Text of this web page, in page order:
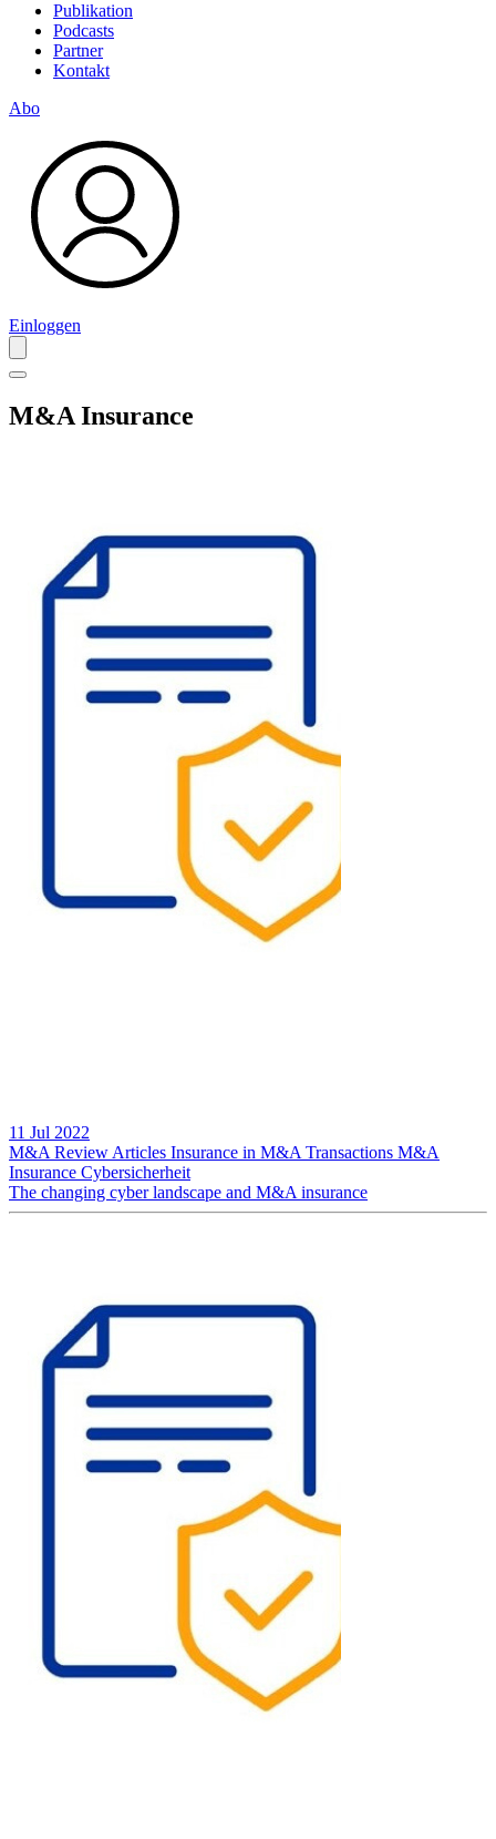
Publikation
Podcasts
Partner
Kontakt
Abo
Einloggen
M&A Insurance
11 Jul 2022
M&A Review Articles Insurance in M&A Transactions M&A
Insurance Cybersicherheit
The changing cyber landscape and M&A insurance